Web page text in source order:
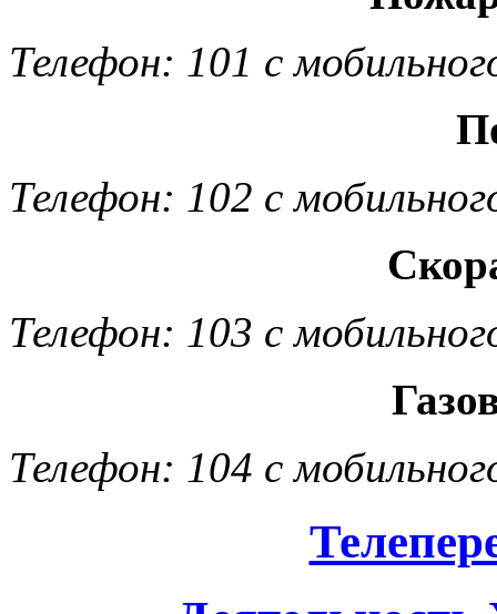
Телефон: 101 с
Телефон: 102 с
Телефон: 103 с
Телефон: 104 с